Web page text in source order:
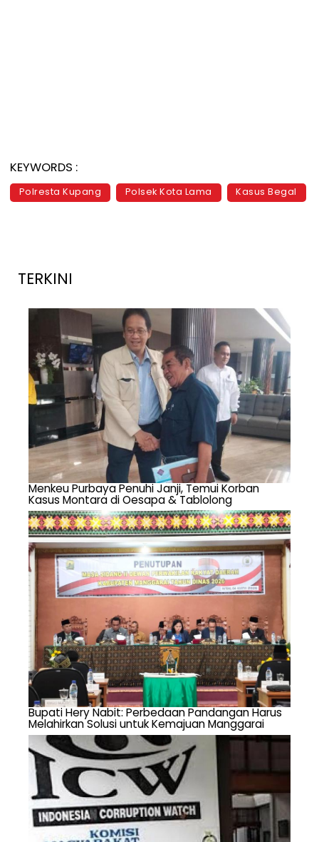
KEYWORDS :
Polresta Kupang Polsek Kota Lama Kasus Begal
TERKINI
Menkeu Purbaya Penuhi Janji, Temui Korban
Kasus Montara di Oesapa & Tablolong
Bupati Hery Nabit: Perbedaan Pandangan Harus
Melahirkan Solusi untuk Kemajuan Manggarai